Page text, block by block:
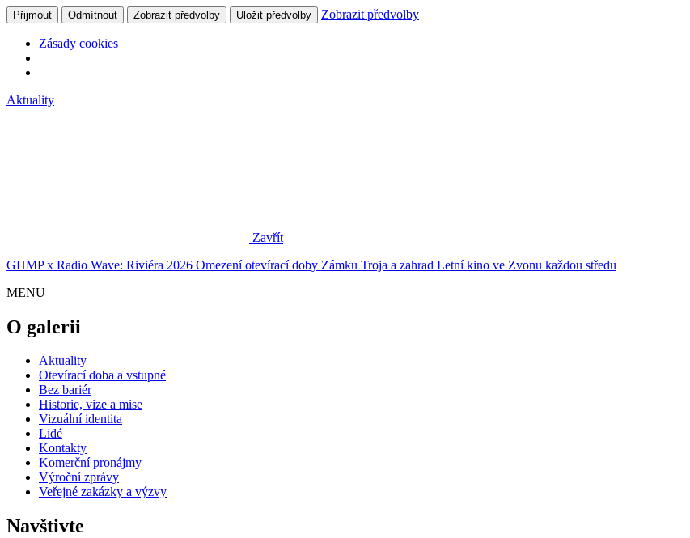
Přijmout Odmítnout Zobrazit předvolby Uložit předvolby Zobrazit předvolby
Zásady cookies
Aktuality
Zavřít
GHMP x Radio Wave: Riviéra 2026 Omezení otevírací doby Zámku Troja a zahrad Letní kino ve Zvonu každou středu
MENU
O galerii
Aktuality
Otevírací doba a vstupné
Bez bariér
Historie, vize a mise
Vizuální identita
Lidé
Kontakty
Komerční pronájmy
Výroční zprávy
Veřejné zakázky a výzvy
Navštivte